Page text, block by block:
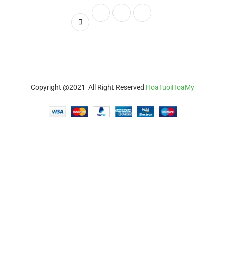
Copyright @2021 All Right Reserved HoaTuoiHoaMy